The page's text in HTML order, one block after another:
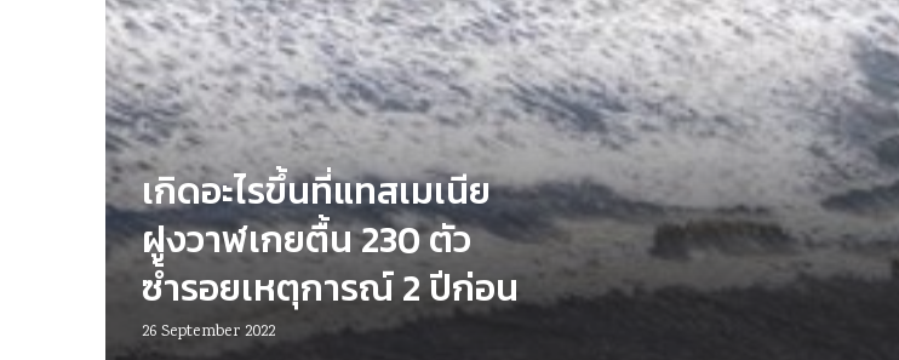
เกิดอะไรขึ้นที่แทสเมเนีย
ฝูงวาฬเกยตื้น 230 ตัว
ซ้ำรอยเหตุการณ์ 2 ปีก่อน
26 September 2022